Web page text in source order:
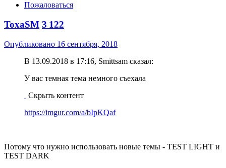
Пожаловаться
ToxaSM 3 122
Опубликовано 16 сентября, 2018
В 13.09.2018 в 17:16, Smittsam сказал:
У вас темная тема немного съехала
Скрыть контент
https://imgur.com/a/bIpKQaf
Потому что нужно использовать новые темы - TEST LIGHT и
TEST DARK